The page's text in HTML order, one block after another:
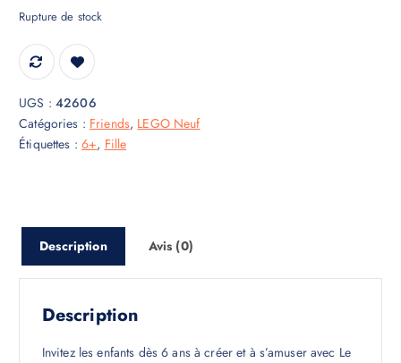
Rupture de stock
UGS : 42606
Catégories : Friends, LEGO Neuf
Étiquettes : 6+, Fille
Description Avis (0)
Description
Invitez les enfants dès 6 ans à créer et à s’amuser avec Le